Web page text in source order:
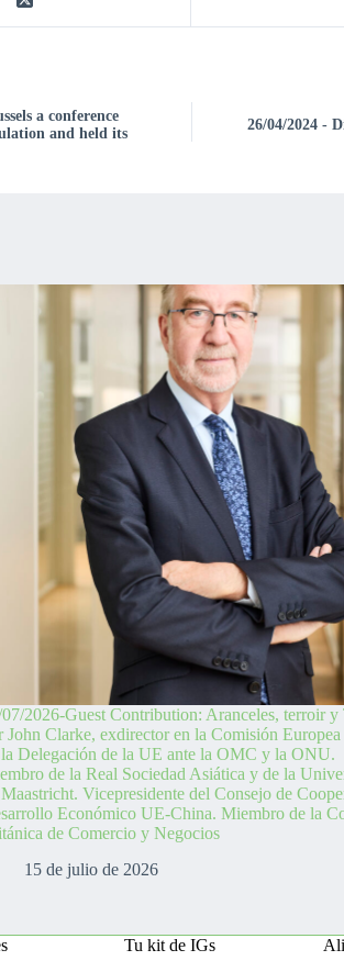
a conference
and held its
26/04/2024 -
07/2026-Guest Contribution: Aranceles, terroir y
John Clarke, exdirector en la Comisión
Delegación de la UE ante la OMC y la ONU.
de la Real Sociedad Asiática y de la
Vicepresidente del Consejo de
Económico UE-China. Miembro de la
de Comercio y Negocios
15 de julio de 2026
Tu kit de IGs